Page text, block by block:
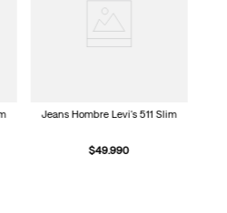
Jeans Hombre Levi's 511 Slim
$49.990